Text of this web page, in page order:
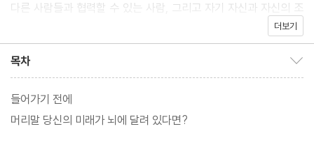
다른 사람들과 협력할 수 있는 사람, 그리고 자기 자신과 자신의 조
직에 리더십을 발휘하는 동시에 동료들이 성공할 수 있도록 영감을
이다. 그리고 이 모든 것은 뇌와 연결되어 있다.
인지과학자이자 25년간 수많은 기업 임원들의 뇌 코치를 해온 저자
더보기
목차
들어가기 전에
머리말 당신의 미래가 뇌에 달려 있다면?